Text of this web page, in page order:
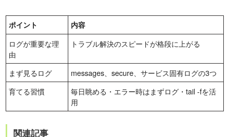
ポイント 内容
ログが重要な理
由
トラブル解決のスピードが格段に上がる
まず見るログ
messages、secure、サービス固有ログの3つ
育てる習慣
毎日眺める・エラー時はまずログ・tail -fを活
用
関連記事